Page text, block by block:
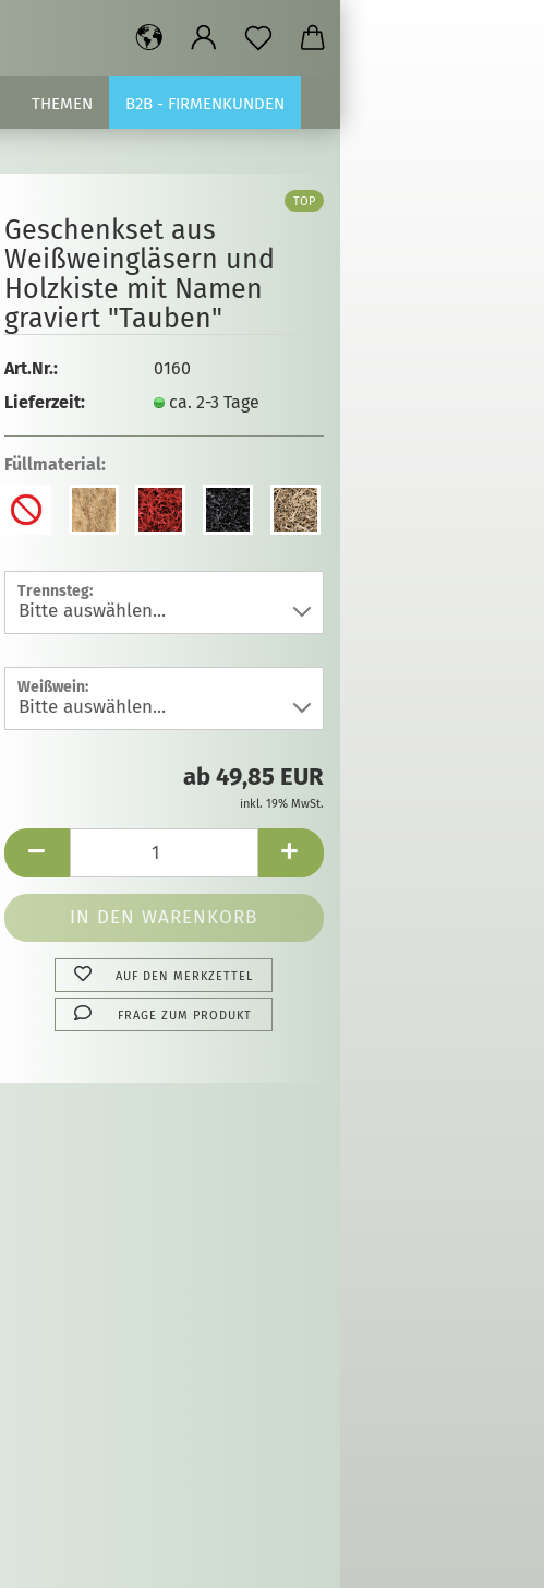
THEMEN B2B - FIRMENKUNDEN
TOP
Geschenkset aus
Weißweingläsern und
Holzkiste mit Namen
graviert "Tauben"
Art.Nr.:
0160
Lieferzeit:
ca. 2-3 Tage
Füllmaterial:
Trennsteg:
Weißwein:
ab 49,85 EUR
inkl. 19% MwSt.
AUF DEN MERKZETTEL
FRAGE ZUM PRODUKT